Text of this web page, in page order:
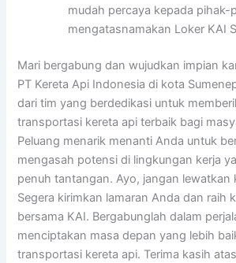
mudah percaya kepada pihak-
mengatasnamakan Loker KAI
Mari bergabung dan wujudkan impian
PT Kereta Api Indonesia di kota
dari tim yang berdedikasi untuk
transportasi kereta api terbaik bagi
Peluang menarik menanti Anda untuk
mengasah potensi di lingkungan kerja
penuh tantangan. Ayo, jangan lewatkan
Segera kirimkan lamaran Anda dan raih
bersama KAI. Bergabunglah dalam
menciptakan masa depan yang lebih
transportasi kereta api. Terima kasih